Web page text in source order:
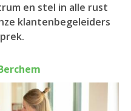
en stel in alle rust
klantenbegeleiders